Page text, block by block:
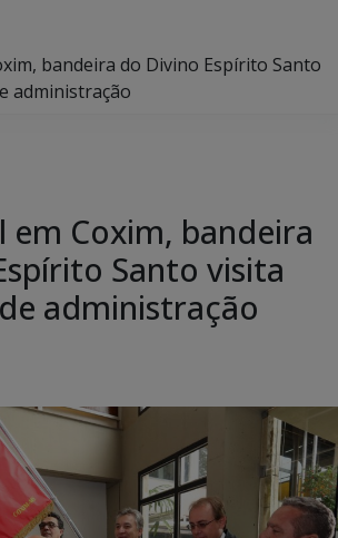
bandeira do Divino Espírito Santo
administração
em Coxim, bandeira
Santo visita
administração